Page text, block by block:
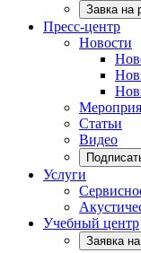
Завка на
Пресс-центр
Новости
Статьи
Видео
Услуги
Учебный центр
Заявка